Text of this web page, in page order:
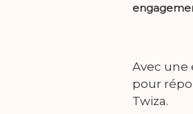
Avec une
pour
Twiza.